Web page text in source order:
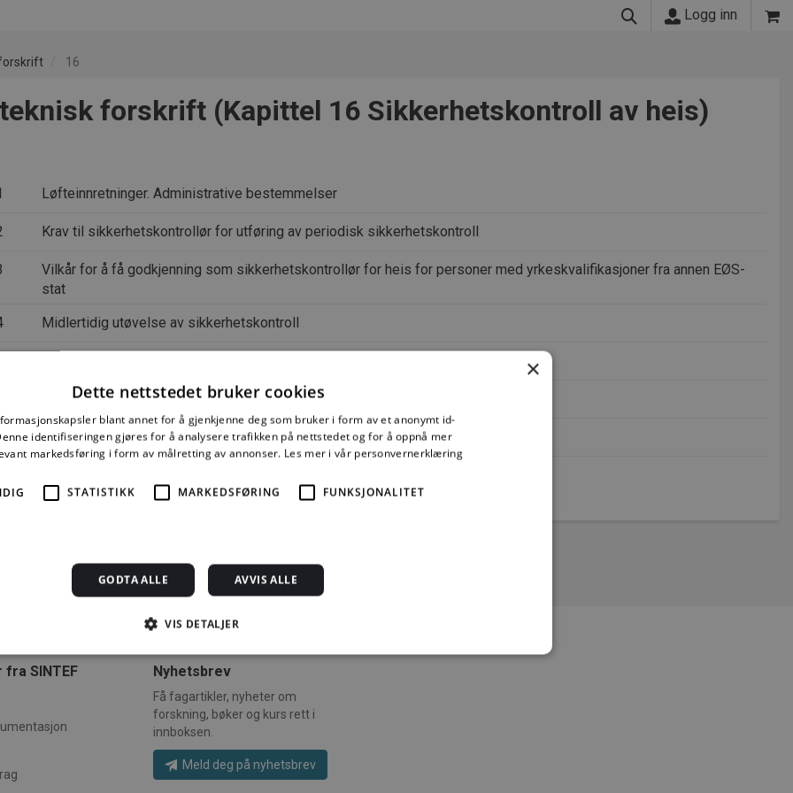
Logg inn
16
forskrift (Kapittel 16 Sikkerhetskontroll av heis)
Løfteinnretninger. Administrative bestemmelser
Krav til sikkerhetskontrollør for utføring av periodisk sikkerhetskontroll
Vilkår for å få godkjenning som sikkerhetskontrollør for heis for personer med yrkeskvalifikasjoner fra annen EØS-
stat
Midlertidig utøvelse av sikkerhetskontroll
Installasjonsregister
Administrativt samarbeid
SINTEF Nyhetsbrev
Få fagartikler, nyheter om
forskning, bøker og kurs rett i
innboksen.
Meld deg på nyhetsbrev
×
Dette nettstedet bruker cookies
blant annet for å gjenkjenne deg som bruker i form av et anonymt id-
identifiseringen gjøres for å analysere trafikken på nettstedet og for å oppnå mer
markedsføring i form av målretting av annonser. Les mer i vår personvernerklæring
STATISTIKK MARKEDSFØRING FUNKSJONALITET
GODTA ALLE AVVIS ALLE
VIS DETALJER
Markedsføring
tillater kjernefunksjoner på nettstedet, som brukerinnlogging og kontoadministrasjon. Nettstedet kan
nødvendige informasjonskapsler.
Beskrivelse